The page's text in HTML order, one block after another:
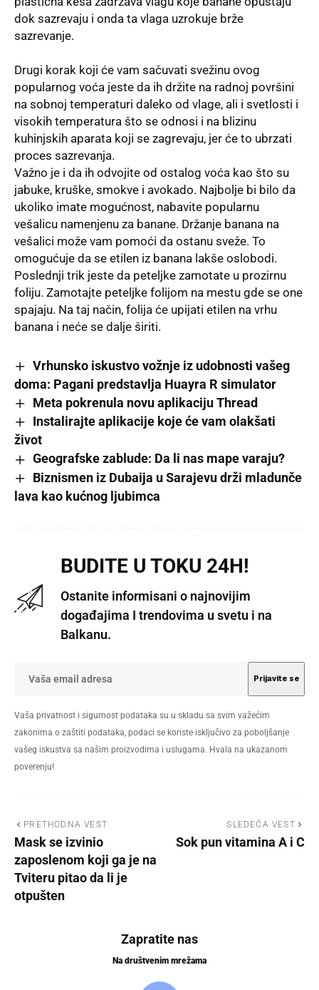
dok sazrevaju i onda ta vlaga uzrokuje brže
sazrevanje.
Drugi korak koji će vam sačuvati svežinu ovog
popularnog voća jeste da ih držite na radnoj površini
na sobnoj temperaturi daleko od vlage, ali i svetlosti i
visokih temperatura što se odnosi i na blizinu
kuhinjskih aparata koji se zagrevaju, jer će to ubrzati
proces sazrevanja.
Važno je i da ih odvojite od ostalog voća kao što su
jabuke, kruške, smokve i avokado. Najbolje bi bilo da
ukoliko imate mogućnost, nabavite popularnu
vešalicu namenjenu za banane. Držanje banana na
vešalici može vam pomoći da ostanu sveže. To
omogućuje da se etilen iz banana lakše oslobodi.
Poslednji trik jeste da peteljke zamotate u prozirnu
foliju. Zamotajte peteljke folijom na mestu gde se one
spajaju. Na taj način, folija će upijati etilen na vrhu
banana i neće se dalje širiti.
Vrhunsko iskustvo vožnje iz udobnosti vašeg
doma: Pagani predstavlja Huayra R simulator
Meta pokrenula novu aplikaciju Thread
Instalirajte aplikacije koje će vam olakšati
život
Geografske zablude: Da li nas mape varaju?
Biznismen iz Dubaija u Sarajevu drži mladunče
lava kao kućnog ljubimca
BUDITE U TOKU 24H!
Ostanite informisani o najnovijim
događajima I trendovima u svetu i na
Balkanu.
Vaša privatnost i sigurnost podataka su u skladu sa svim važećim
zakonima o zaštiti podataka, podaci se koriste isključivo za poboljšanje
vašeg iskustva sa našim proizvodima i uslugama. Hvala na ukazanom
poverenju!
PRETHODNA VEST
Mask se izvinio
zaposlenom koji ga je na
Tviteru pitao da li je
otpušten
SLEDEĆA VEST
Sok pun vitamina A i C
Zapratite nas
Na društvenim mrežama